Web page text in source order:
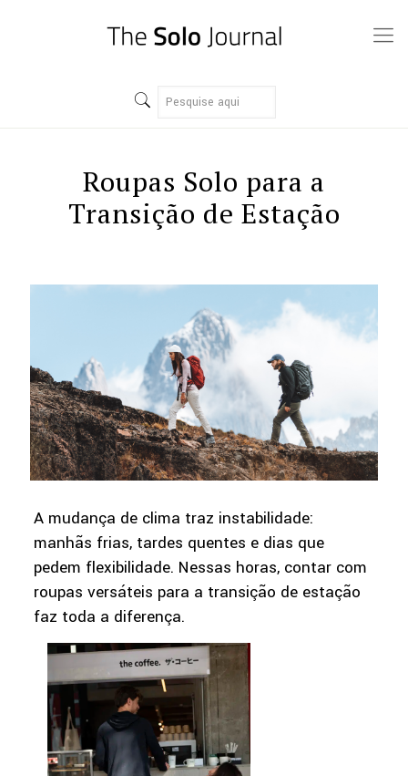
Roupas Solo para a
Transição de Estação
A mudança de clima traz instabilidade:
manhãs frias, tardes quentes e dias que
pedem flexibilidade. Nessas horas, contar com
roupas versáteis para a transição de estação
faz toda a diferença.